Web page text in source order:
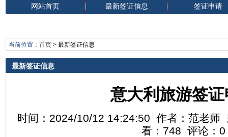
网站首页 最新签证信息 签证申请
当前位置： 首页> 最新签证信息
最新签证信息
意大利旅游签
时间：2024/10/12 14:24:50 作者：范老师
看：748 评论：0